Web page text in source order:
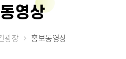
예방접종 안
예방관리
임산부 교통비 지원사업
지역보건과
영상
광장 홍보동영상